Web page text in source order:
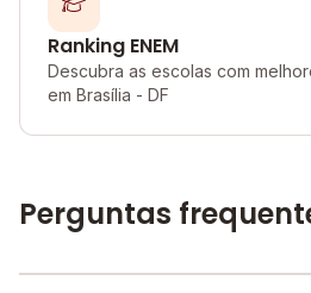
Ranking ENEM
Descubra as escolas com
em Brasília - DF
Perguntas